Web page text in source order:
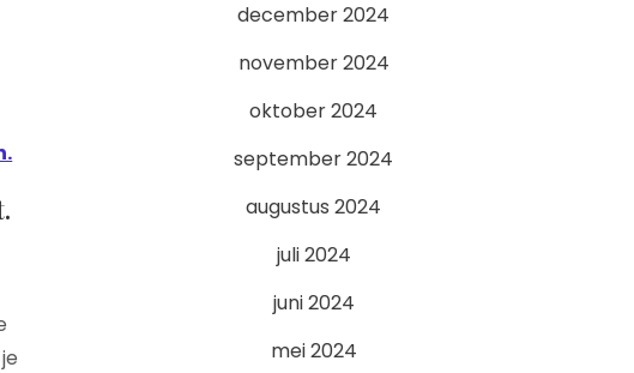
december 2024
november 2024
oktober 2024
september 2024
augustus 2024
juli 2024
juni 2024
mei 2024